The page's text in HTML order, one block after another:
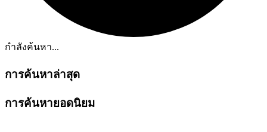
กำลังค้นหา...
การค้นหาล่าสุด
การค้นหายอดนิยม